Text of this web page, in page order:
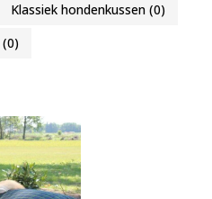
Klassiek hondenkussen (0)
(0)